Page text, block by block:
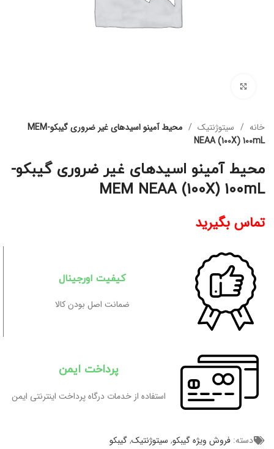
خانه سیتوژنتیک
محیط آمینو اسیدهای غیر ضروری گیبکو-MEM
NEAA (100X) 100mL
محیط آمینو اسیدهای غیر ضروری گیبکو-
MEM NEAA (100X) 100mL
تماس بگیرید
کیفیت اورجینال
ضمانت اصل بودن کالا
پرداخت ایمن
استفاده از خدمات درگاه پرداخت اینترنتی ایمن
دسته: فروش ویژه گیبکو, سیتوژنتیک,گیبکو